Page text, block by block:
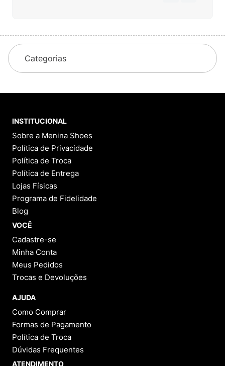
Categorias
INSTITUCIONAL
Sobre a Menina Shoes
Política de Privacidade
Política de Troca
Política de Entrega
Lojas Físicas
Programa de Fidelidade
Blog
VOCÊ
Cadastre-se
Minha Conta
Meus Pedidos
Trocas e Devoluções
AJUDA
Como Comprar
Formas de Pagamento
Política de Troca
Dúvidas Frequentes
ATENDIMENTO